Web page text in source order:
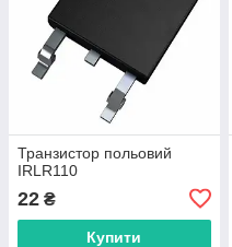
Транзистор польовий
IRLR110
22 ₴
Купити